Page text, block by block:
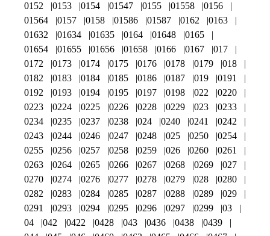
0152
0153 0154 01547 0155 01558
0156
01564
0157 0158 01586 01587 0162
0163
01632
01634 01635 0164 01648
0165
01654
01655 01656 01658 0166 0167
017
0172
0173 0174 0175 0176 0178 0179
018
0182
0183 0184 0185 0186 0187 019
0191
0192
0193 0194 0195 0197 0198 022
0220
0223
0224 0225 0226 0228 0229 023
0233
0234
0235 0237 0238 024 0240 0241
0242
0243
0244 0246 0247 0248 025 0250
0254
0255
0256 0257 0258 0259 026 0260
0261
0263
0264 0265 0266 0267 0268 0269
027
0270
0274 0276 0277 0278 0279 028
0280
0282
0283 0284 0285 0287 0288 0289
029
0291
0293 0294 0295 0296 0297 0299
03
04
042 0422 0428 043 0436 0438
0439